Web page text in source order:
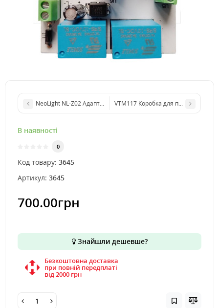
NeoLight NL-Z02 Адаптер VTM117 Коробка для поверхневого
В наявності
0
Код товару: 3645
Артикул: 3645
700.00грн
Знайшли дешевше?
Безкоштовна доставка
при повній передплаті
вiд 2000 грн